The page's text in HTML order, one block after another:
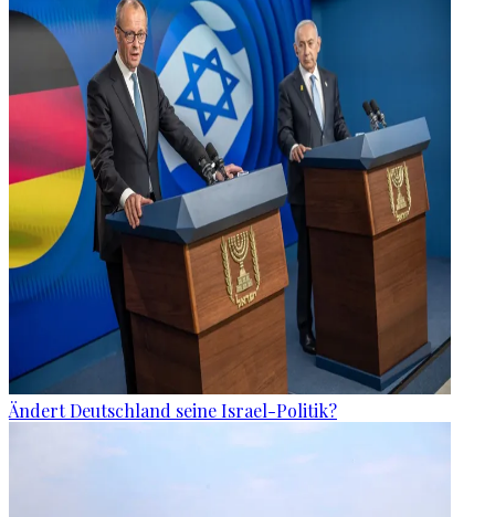
Ändert Deutschland seine Israel-Politik?